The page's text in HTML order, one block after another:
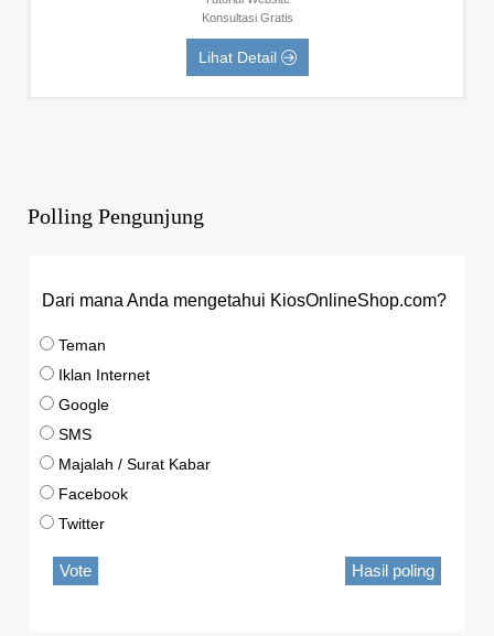
Konsultasi Gratis
Lihat Detail
Polling Pengunjung
Dari mana Anda mengetahui KiosOnlineShop.com?
Teman
Iklan Internet
Google
SMS
Majalah / Surat Kabar
Facebook
Twitter
Vote Hasil poling